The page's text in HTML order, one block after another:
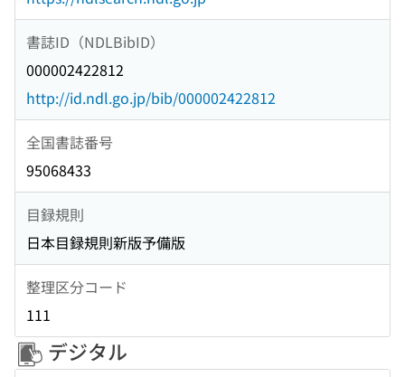
書誌ID（NDLBibID）
000002422812
http://id.ndl.go.jp/bib/000002422812
全国書誌番号
95068433
目録規則
日本目録規則新版予備版
整理区分コード
111
デジタル